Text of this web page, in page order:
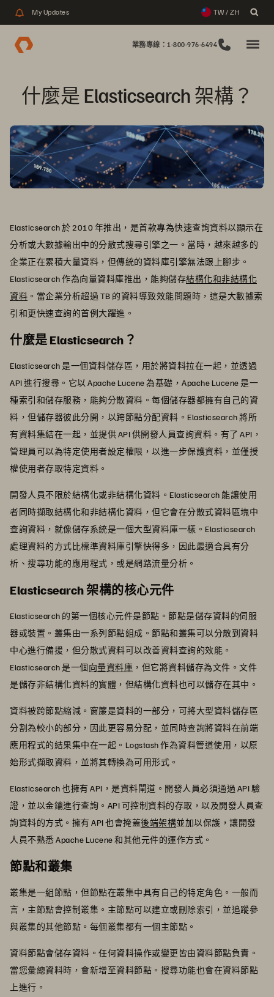
My Updates TW / ZH
業務專線：1-800-976-6494
什麼是 Elasticsearch 架構？
Elasticsearch 於 2010 年推出，是首款專為快速查詢資料以顯示在
分析或大數據輸出中的分散式搜尋引擎之一。當時，越來越多的
企業正在累積大量資料，但傳統的資料庫引擎無法跟上腳步。
Elasticsearch 作為向量資料庫推出，能夠儲存結構化和非結構化
資料 。當企業分析超過 TB 的資料導致效能問題時，這是大數據索
引和更快速查詢的首例大躍進。
什麼是 Elasticsearch？
Elasticsearch 是一個資料儲存區，用於將資料拉在一起，並透過
API 進行搜尋。它以 Apache Lucene 為基礎，Apache Lucene 是一
種索引和儲存服務，能夠分散資料。每個儲存器都擁有自己的資
料，但儲存器彼此分開，以跨節點分配資料。Elasticsearch 將所
有資料集結在一起，並提供 API 供開發人員查詢資料。有了 API，
管理員可以為特定使用者設定權限，以進一步保護資料，並僅授
權使用者存取特定資料。
開發人員不限於結構化或非結構化資料。Elasticsearch 能讓使用
者同時擷取結構化和非結構化資料，但它會在分散式資料區塊中
查詢資料，就像儲存系統是一個大型資料庫一樣。Elasticsearch
處理資料的方式比標準資料庫引擎快得多，因此最適合具有分
析、搜尋功能的應用程式，或是網路流量分析。
Elasticsearch 架構的核心元件
Elasticsearch 的第一個核心元件是節點。節點是儲存資料的伺服
器或裝置。叢集由一系列節點組成。節點和叢集可以分散到資料
中心進行備援，但分散式資料可以改善資料查詢的效能。
Elasticsearch 是一個向量資料庫 ，但它將資料儲存為文件。文件
是儲存非結構化資料的實體，但結構化資料也可以儲存在其中。
資料被跨節點縮減。窗簾是資料的一部分，可將大型資料儲存區
分割為較小的部分，因此更容易分配，並同時查詢將資料在前端
應用程式的結果集中在一起。Logstash 作為資料管道使用，以原
始形式擷取資料，並將其轉換為可用形式。
Elasticsearch 也擁有 API，是資料閘道。開發人員必須通過 API 驗
證，並以金鑰進行查詢。API 可控制資料的存取，以及開發人員查
詢資料的方式。擁有 API 也會掩蓋後端架構並加以保護，讓開發
人員不熟悉 Apache Lucene 和其他元件的運作方式。
節點和叢集
叢集是一組節點，但節點在叢集中具有自己的特定角色。一般而
言，主節點會控制叢集。主節點可以建立或刪除索引，並追蹤參
與叢集的其他節點。每個叢集都有一個主節點。
資料節點會儲存資料。任何資料操作或變更皆由資料節點負責。
當您彙總資料時，會新增至資料節點。搜尋功能也會在資料節點
上進行。